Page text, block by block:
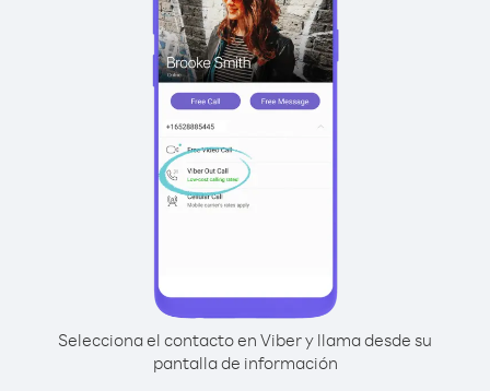
Selecciona el contacto en Viber y llama desde su
pantalla de información